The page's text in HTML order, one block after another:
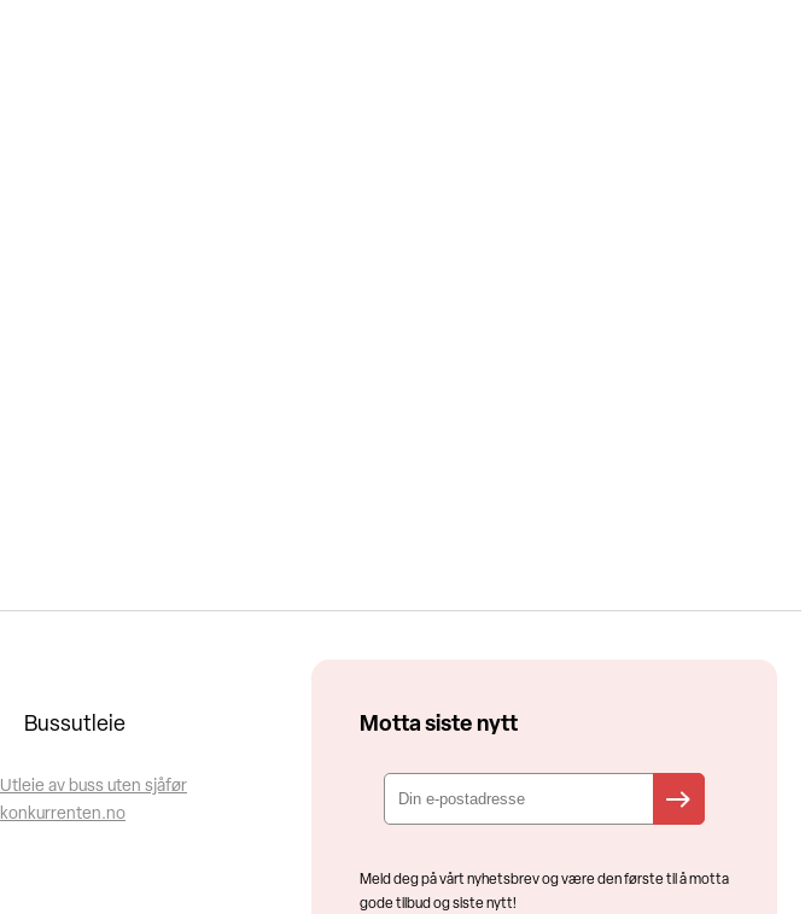
Bussutleie
Utleie av buss uten sjåfør
konkurrenten.no
Motta siste nytt
Meld deg på vårt nyhetsbrev og være den første til å motta
gode tilbud og siste nytt!